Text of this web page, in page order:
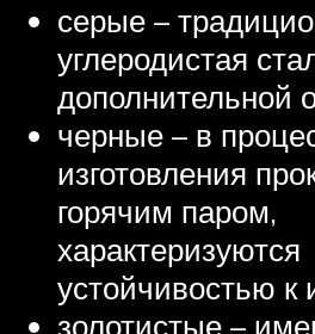
серые –
углеродистая
дополнительной
черные – в
изготовления
горячим паром,
характеризуются
устойчивостью к
золотистые –